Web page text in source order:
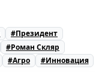
#Президент
#Роман Скляр
#Агро #Инновация